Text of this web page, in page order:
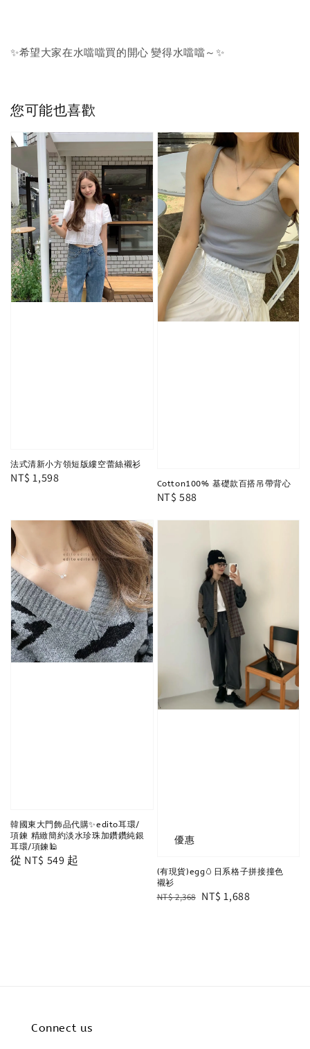
✨希望大家在水噹噹買的開心 變得水噹噹～✨
您可能也喜歡
法式清新小方領短版縷空蕾絲襯衫
Regular
NT$ 1,598 Cotton100% 基礎款百搭吊帶背心
Regular
NT$ 588
韓國東大門飾品代購✨edito耳環/
項鍊 精緻簡約淡水珍珠加鑽鑽純銀
耳環/項鍊🕌
Regular
從 NT$ 549 起
優惠
(有現貨)egg🥚日系格子拼接撞色
襯衫
Regular
NT$ 2,368 Sale
NT$ 1,688
Connect us